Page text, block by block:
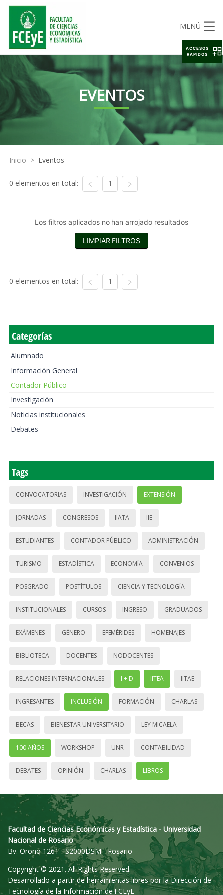
MENÚ
EVENTOS
Inicio > Eventos
0 elementos en total: 1
Los filtros aplicados no han arrojado resultados
LIMPIAR FILTROS
0 elementos en total: 1
Categorías
Alumnado
Información General
Contador Público
Investigación
Noticias institucionales
Debates
Tags
CONVOCATORIAS INVESTIGACIÓN EXTENSIÓN
JORNADAS CONGRESOS IIATA IIE
ESTUDIANTES CONTADOR PÚBLICO ADMINISTRACIÓN
TURISMO ESTADÍSTICA ECONOMÍA CONVENIOS
POSGRADO POSTÍTULOS CIENCIA Y TECNOLOGÍA
INSTITUCIONALES CURSOS INGRESO GRADUADOS
EXÁMENES GÉNERO EFEMÉRIDES HOMENAJES
BIBLIOTECA DOCENTES NODOCENTES
RELACIONES INTERNACIONALES I + D IITEA IITAE
INGRESANTES INCLUSIÓN FORMACIÓN CHARLAS
BECAS BIENESTAR UNIVERSITARIO LEY MICAELA
100 AÑOS WORKSHOP UNR CONTABILIDAD
DEBATES OPINIÓN CHARLAS LIBROS
Facultad de Ciencias Económicas y Estadística - Universidad
Nacional de Rosario
Bv. Oroño 1261 - S2000DSM - Rosario
Copyright © 2021. All Rights Reserved.
Desarrollado a partir de herramientas libres por la Dirección de
Tecnología de la Información de FCEyE
ACCESOS
RAPIDOS